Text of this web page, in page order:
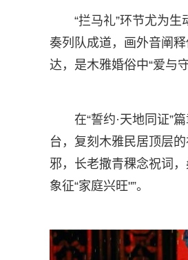
“拦马礼”环节尤为
奏列队成道，画外音阐
达，是木雅婚俗中“爱与
在“誓约·天地同证”
台，复刻木雅民居顶层
邪，长老撒青稞念祝词
象征“家庭兴旺"”。